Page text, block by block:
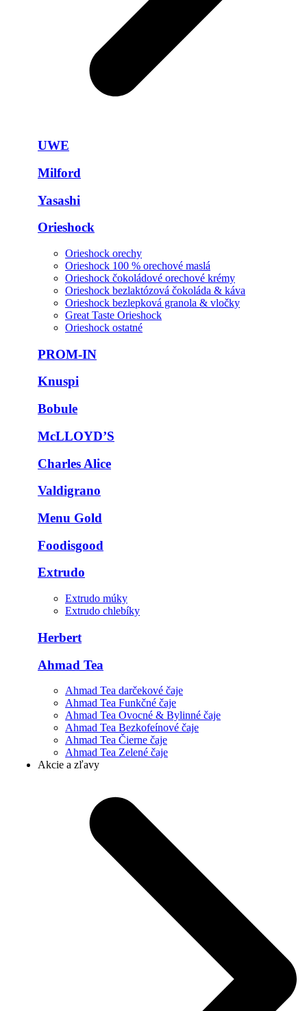
UWE
Milford
Yasashi
Orieshock
Orieshock orechy
Orieshock 100 % orechové maslá
Orieshock čokoládové orechové krémy
Orieshock bezlaktózová čokoláda & káva
Orieshock bezlepková granola & vločky
Great Taste Orieshock
Orieshock ostatné
PROM-IN
Knuspi
Bobule
McLLOYD’S
Charles Alice
Valdigrano
Menu Gold
Foodisgood
Extrudo
Extrudo múky
Extrudo chlebíky
Herbert
Ahmad Tea
Ahmad Tea darčekové čaje
Ahmad Tea Funkčné čaje
Ahmad Tea Ovocné & Bylinné čaje
Ahmad Tea Bezkofeínové čaje
Ahmad Tea Čierne čaje
Ahmad Tea Zelené čaje
Akcie a zľavy